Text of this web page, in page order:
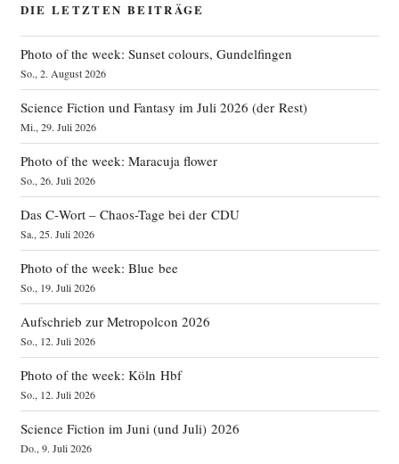
DIE LETZTEN BEITRÄGE
Photo of the week: Sunset colours, Gundelfingen
So., 2. August 2026
Science Fiction und Fantasy im Juli 2026 (der Rest)
Mi., 29. Juli 2026
Photo of the week: Maracuja flower
So., 26. Juli 2026
Das C‑Wort – Chaos-Tage bei der CDU
Sa., 25. Juli 2026
Photo of the week: Blue bee
So., 19. Juli 2026
Aufschrieb zur Metropolcon 2026
So., 12. Juli 2026
Photo of the week: Köln Hbf
So., 12. Juli 2026
Science Fiction im Juni (und Juli) 2026
Do., 9. Juli 2026